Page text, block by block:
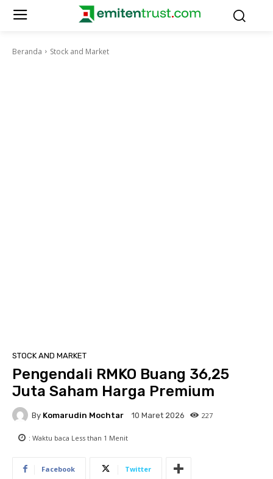
Beranda Stock and Market
STOCK AND MARKET
Pengendali RMKO Buang 36,25
Juta Saham Harga Premium
By Komarudin Mochtar 10 Maret 2026 227
: Waktu baca Less than 1 Menit
Facebook Twitter